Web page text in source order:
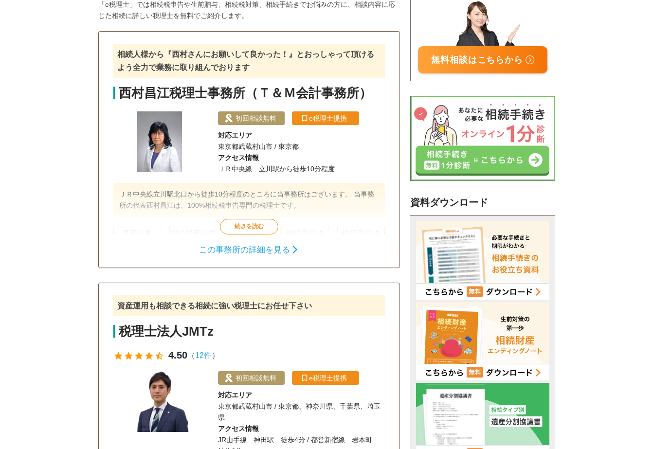
「e税理士」では相続税申告や生前贈与、相続税対策、相続手続きでお悩みの方に、相談内容に応
じた相続に詳しい税理士を無料でご紹介します。
相続人様から『西村さんにお願いして良かった！』とおっしゃって頂ける
よう全力で業務に取り組んでおります
西村昌江税理士事務所（Ｔ＆Ｍ会計事務所）
初回相談無料 e税理士提携
対応エリア
東京都武蔵村山市 / 東京都
アクセス情報
ＪＲ中央線 立川駅から徒歩10分程度
ＪＲ中央線立川駅北口から徒歩10分程度のところに当事務所はございます。 当事務
所の代表西村昌江は、100%相続税申告専門の税理士です。
相続税申告
相続人調査この事務所の詳細を見る
資産運用も相談できる相続に強い税理士にお任せ下さい
税理士法人JMTz
starstarstarstarstar_half 4.50 （12件）
初回相談無料 e税理士提携
対応エリア
東京都武蔵村山市 / 東京都、神奈川県、千葉県、埼玉
県
アクセス情報
JR山手線 神田駅 徒歩4分 / 都営新宿線 岩本町
無料相談はこちらから
資料ダウンロード